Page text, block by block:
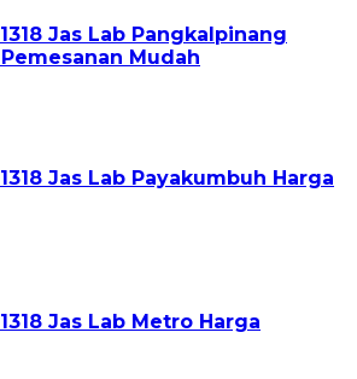
Jas Lab Pangkalpinang
Mudah
Jas Lab Payakumbuh Harga
Jas Lab Metro Harga